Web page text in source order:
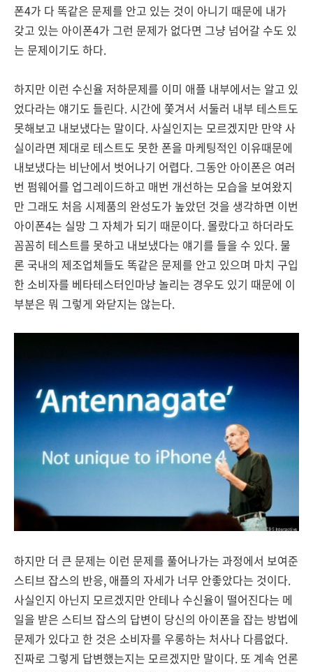
폰4가 다 똑같은 문제를 안고 있는 것이 아니기 때문에 내가
갖고 있는 아이폰4가 그런 문제가 없다면 그냥 넘어갈 수도 있
는 문제이기도 하다.
하지만 이런 수신율 저하문제를 이미 애플 내부에서는 알고 있
었다라는 얘기도 들린다. 시간에 쫓겨서 서둘러 내부 테스트도
못해보고 내보냈다는 말이다. 사실인지는 모르겠지만 만약 사
실이라면 제대로 테스트도 못한 폰을 마케팅적인 이유때문에
내보냈다는 비난에서 벗어나기 어렵다. 그동안 아이폰은 여러
번 펌웨어를 업그레이드하고 매번 개선하는 모습을 보여왔지
만 그래도 처음 시제품의 완성도가 높았던 것을 생각하면 이번
아이폰4는 실망 그 자체가 되기 때문이다. 몰랐다고 하더라도
꼼꼼히 테스트를 못하고 내보냈다는 얘기를 들을 수 있다. 물
론 국내의 제조업체들도 똑같은 문제를 안고 있으며 마치 구입
한 소비자를 베타테스터인마냥 놀리는 경우도 있기 때문에 이
부분은 뭐 그렇게 와닫지는 않는다.
하지만 더 큰 문제는 이런 문제를 풀어나가는 과정에서 보여준
스티브 잡스의 반응, 애플의 자세가 너무 안좋았다는 것이다.
사실인지 아닌지 모르겠지만 안테나 수신율이 떨어진다는 메
일을 받은 스티브 잡스의 답변이 당신의 아이폰을 잡는 방법에
문제가 있다고 한 것은 소비자를 우롱하는 처사나 다름없다.
진짜로 그렇게 답변했는지는 모르겠지만 말이다. 또 계속 언론